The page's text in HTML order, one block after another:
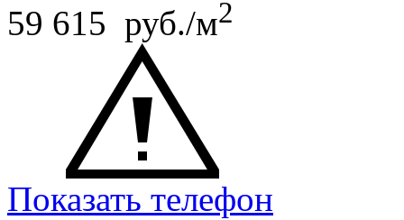
59 615 руб./м2
Показать телефон